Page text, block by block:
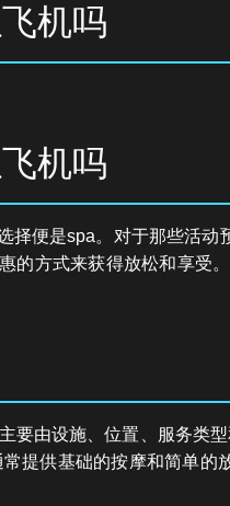
机吗
机吗
便是spa。对于那些活
方式来获得放松和享受
由设施、位置、服务类
提供基础的按摩和简单